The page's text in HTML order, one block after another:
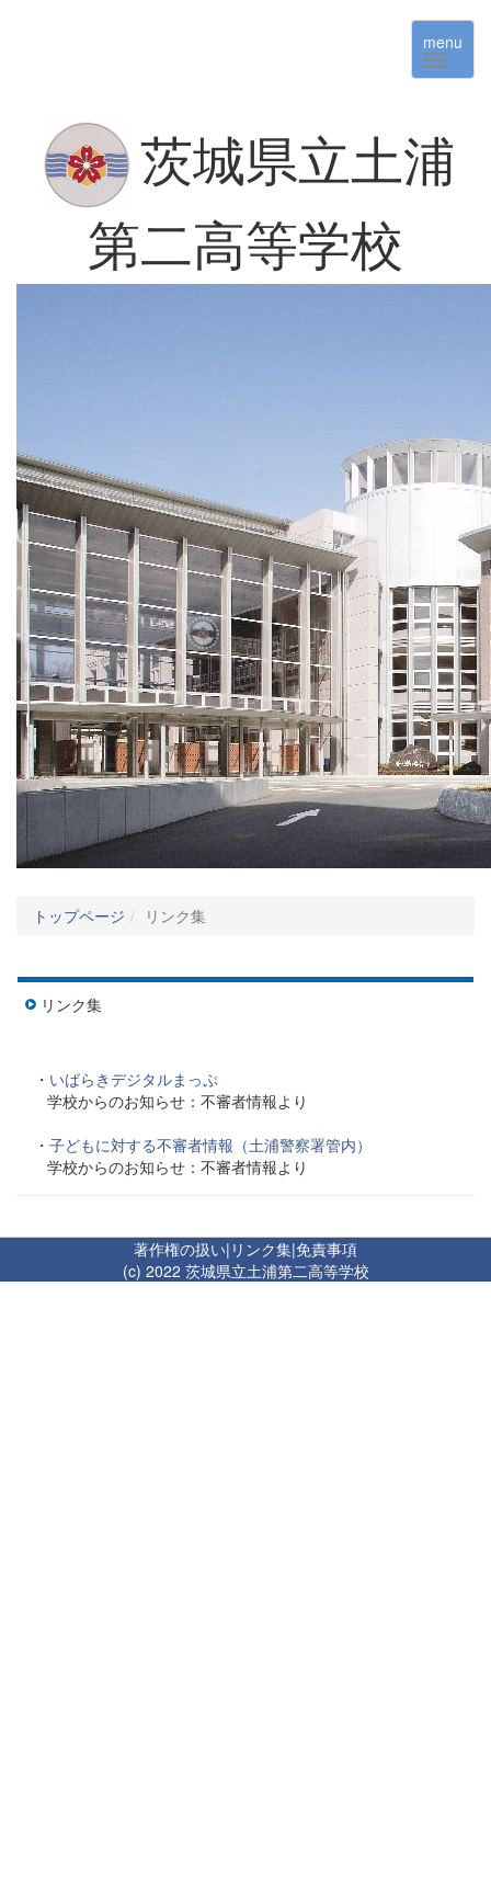
menu
茨城県立土浦
第二高等学校
トップページ リンク集
リンク集
・ いばらきデジタルまっぷ
学校からのお知らせ：不審者情報より
・ 子どもに対する不審者情報（土浦警察署管内）
学校からのお知らせ：不審者情報より
著作権の扱い| リンク集|免責事項
(c) 2022 茨城県立土浦第二高等学校